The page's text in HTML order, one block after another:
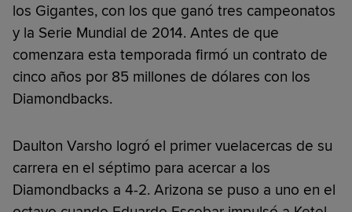
los Gigantes, con los que ganó tres campeonatos
y la Serie Mundial de 2014. Antes de que
comenzara esta temporada firmó un contrato de
cinco años por 85 millones de dólares con los
Diamondbacks.
Daulton Varsho logró el primer vuelacercas de su
carrera en el séptimo para acercar a los
Diamondbacks a 4-2. Arizona se puso a uno en el